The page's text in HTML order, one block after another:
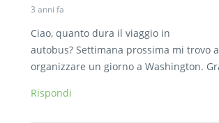
3 anni fa
Ciao, quanto dura il viaggio in
autobus? Settimana prossima mi trovo
organizzare un giorno a Washington.
Rispondi